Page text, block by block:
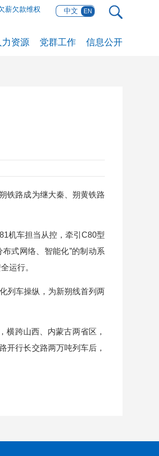
中文 EN
薪欠款维权
力资源 党群工作 信息公开
铁路成为继大秦、朔黄铁路
机车担当从控，牵引C80型
式网络、智能化”的制动系
运行。
列车操纵，为新朔线首列两
跨山西、内蒙古两省区，
开行长交路两万吨列车后，